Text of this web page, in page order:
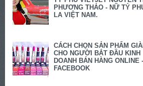
PHƯƠNG THẢO - NỮ TỶ
LA VIỆT NAM.
CÁCH CHỌN SẢN PHẨM
CHO NGƯỜI BẮT ĐẦU KINH
DOANH BÁN HÀNG ONLINE
FACEBOOK